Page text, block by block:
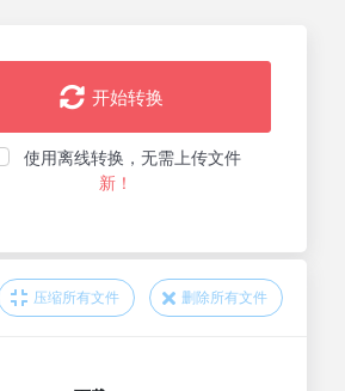
开始转换
使用离线转换，无需上传文件
新！
压缩所有文件 删除所有文件